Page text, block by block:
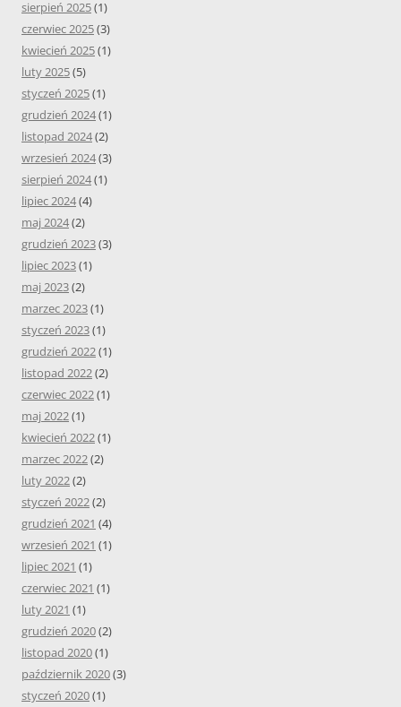
sierpień 2025(1)
czerwiec 2025(3)
kwiecień 2025(1)
luty 2025(5)
styczeń 2025(1)
grudzień 2024(1)
listopad 2024(2)
wrzesień 2024(3)
sierpień 2024(1)
lipiec 2024(4)
maj 2024(2)
grudzień 2023(3)
lipiec 2023(1)
maj 2023(2)
marzec 2023(1)
styczeń 2023(1)
grudzień 2022(1)
listopad 2022(2)
czerwiec 2022(1)
maj 2022(1)
kwiecień 2022(1)
marzec 2022(2)
luty 2022(2)
styczeń 2022(2)
grudzień 2021 (4)
wrzesień 2021 (1)
lipiec 2021 (1)
czerwiec 2021 (1)
luty 2021 (1)
grudzień 2020(2)
listopad 2020(1)
październik 2020(3)
styczeń 2020(1)